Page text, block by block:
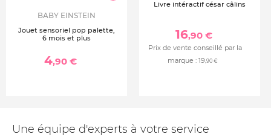
BABY EINSTEIN
Jouet sensoriel pop palette,
6 mois et plus
4,90 €
Livre intéractif césar câlins
16,90 €
Prix de vente conseillé par la
marque : 19,90 €
Une équipe d'experts à votre service